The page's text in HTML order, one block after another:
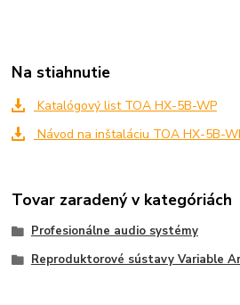
Na stiahnutie
Katalógový list TOA HX-5B-WP
Návod na inštaláciu TOA HX-5B-
Tovar zaradený v kategóriách
Profesionálne audio systémy
Reproduktorové sústavy Variable